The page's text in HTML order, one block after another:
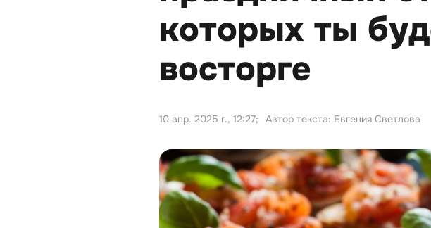
которых ты
восторге
10 апр. 2025 г., 12:27; Автор текста: Евгения Светлова